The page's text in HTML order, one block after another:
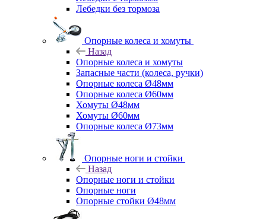
Лебедки без тормоза
Опорные колеса и хомуты
Назад
Опорные колеса и хомуты
Запасные части (колеса, ручки)
Опорные колеса Ø48мм
Опорные колеса Ø60мм
Хомуты Ø48мм
Хомуты Ø60мм
Опорные колеса Ø73мм
Опорные ноги и стойки
Назад
Опорные ноги и стойки
Опорные ноги
Опорные стойки Ø48мм